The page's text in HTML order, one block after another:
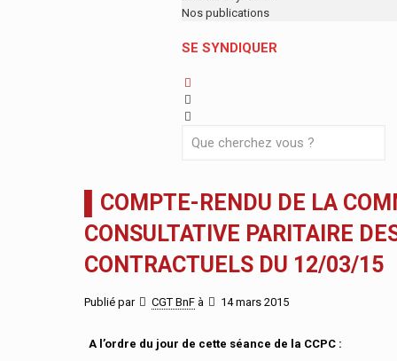
Nos publications
SE SYNDIQUER
▌COMPTE-RENDU DE LA
CONSULTATIVE PARITAIRE
CONTRACTUELS DU 12/03/15
Publié par CGT BnF à 14 mars 2015
A l’ordre du jour de cette séance de la CCPC :